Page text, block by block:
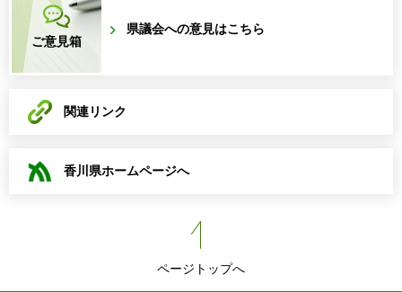
ご意見箱
県議会への意見はこちら
関連リンク
香川県ホームページへ
ページトップへ